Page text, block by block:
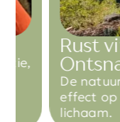
Rust
De natuur
effect op de
lichaam.